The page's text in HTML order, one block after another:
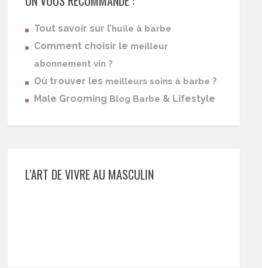
Tout savoir sur l’huile à barbe
Comment choisir le meilleur
abonnement vin ?
Où trouver les meilleurs soins à barbe ?
Male Grooming Blog Barbe & Lifestyle
L’ART DE VIVRE AU MASCULIN